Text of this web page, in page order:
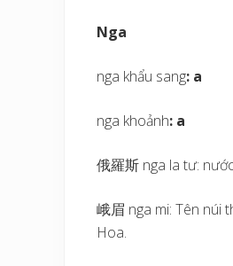
Nga
nga khẩu sang: a
nga khoảnh: a
俄羅斯 nga la tư:
峨眉 nga mi: Tên núi
Hoa.